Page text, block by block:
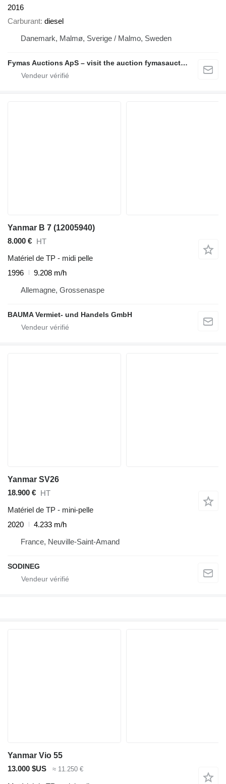
2016
Carburant diesel
Danemark, Malmø, Sverige / Malmo, Sweden
Fymas Auctions ApS – visit the auction fymasauctions.dk
Yanmar B 7 (12005940)
8.000 € HT
Matériel de TP - midi pelle
1996
9.208 m/h
Allemagne, Grossenaspe
BAUMA Vermiet- und Handels GmbH
Yanmar SV26
18.900 € HT
Matériel de TP - mini-pelle
2020
4.233 m/h
France, Neuville-Saint-Amand
SODINEG
Yanmar Vio 55
13.000 $US
≈ 11.250 €